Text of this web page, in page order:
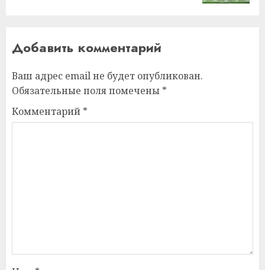
Добавить комментарий
Ваш адрес email не будет опубликован.
Обязательные поля помечены *
Комментарий *